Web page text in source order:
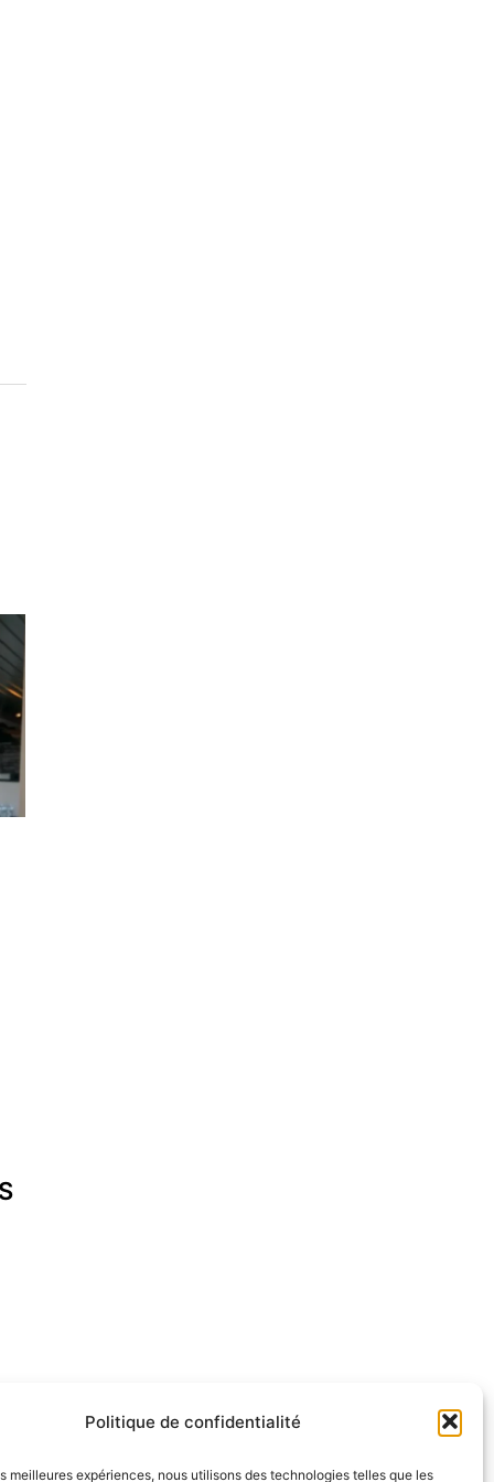
Politique de confidentialité
meilleures expériences, nous utilisons des technologies telles que les